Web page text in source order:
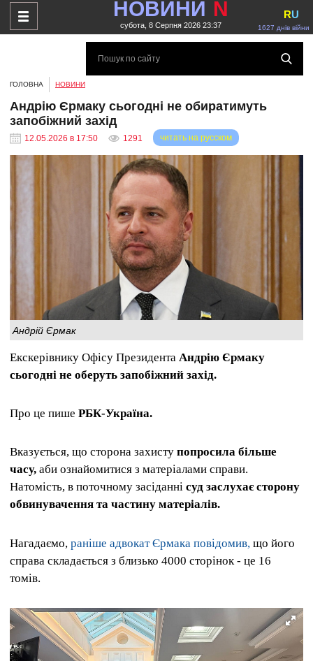
НОВИНИ N
субота, 8 Серпня 2026 23:37 1627 днів війни
RU
ГОЛОВНА НОВИНИ
Андрію Єрмаку сьогодні не обиратимуть
запобіжний захід
12.05.2026 в 17:50 1291 читать на русском
Андрій Єрмак
Екскерівнику Офісу Президента Андрію Єрмаку
сьогодні не оберуть запобіжний захід.
Про це пише РБК-Україна.
Вказується, що сторона захисту попросила більше
часу, аби ознайомитися з матеріалами справи.
Натомість, в поточному засіданні суд заслухає сторону
обвинувачення та частину матеріалів.
Нагадаємо, раніше адвокат Єрмака повідомив, що його
справа складається з близько 4000 сторінок - це 16
томів.